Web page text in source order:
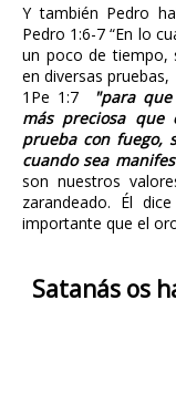
Y también Pedro
Pedro 1:6-7 “En lo
un poco de tiempo,
en diversas pruebas,
1Pe 1:7
"para
más preciosa que
prueba con fuego,
cuando sea
son nuestros
zarandeado. Él
importante que el
Satanás os